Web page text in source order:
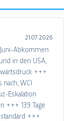
21.07.2026
Abkommen
in den USA,
+++
WCI
Eskalation
+++ 139 Tage
+++